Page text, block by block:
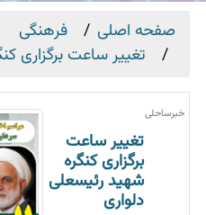
صفحه اصلی
فرهنگی
تغییر ساعت برگزاری
خبرساحلی
تغییر ساعت
برگزاری کنگره
شهید رئیسعلی
دلواری